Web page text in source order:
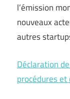
l’émission
nouveaux
autres
Déclaration
procédures et